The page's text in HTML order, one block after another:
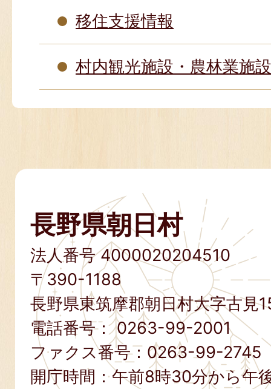
移住支援情報
村内観光施設・農林業施
長野県朝日村
法人番号 4000020204510
〒390-1188
長野県東筑摩郡朝日村大字古見
電話番号：0263-99-2001
ファクス番号： 0263-99-2745
開庁時間：午前8時30分から午